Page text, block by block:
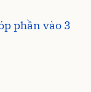
phần vào 3